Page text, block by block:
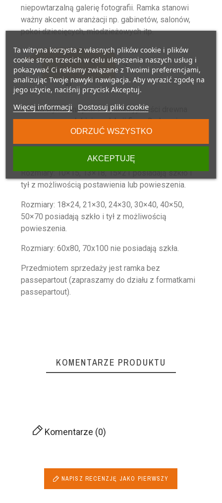
niepowtarzalną galerię fotografii. Ramka stanowi
ważny akcent w aranżacji np. gabinetów, salonów,
pokoi dziecięcych, młodzieżowych itp.
Ramka wykonana jest z wysokiej jakości drewna
sosnowego,polskiej produkcji firmy Carlson i
Piechocki sp. z o.o.
Rozmiary: 10×15, 13×18, 15×21 posiadają szkło i
tył z możliwością postawienia lub powieszenia.
Rozmiary: 18×24, 21×30, 24×30, 30×40, 40×50,
50×70 posiadają szkło i tył z możliwością
powieszenia.
Rozmiary: 60x80, 70x100 nie posiadają szkła.
Przedmiotem sprzedaży jest ramka bez
passepartout (zapraszamy do działu z formatkami
passepartout).
KOMENTARZE PRODUKTU
Komentarze (0)
NAPISZ RECENZJĘ JAKO PIERWSZY
Ta witryna korzysta z własnych plików cookie i plików
cookie stron trzecich w celu ulepszenia naszych usług i
pokazywać Ci reklamy związane z Twoimi preferencjami,
analizując Twoje nawyki nawigacja. Aby wyrazić zgodę na
jego użycie, naciśnij przycisk Akceptuj.
Więcej informacji Dostosuj pliki cookie
ODRZUĆ WSZYSTKO
AKCEPTUJĘ